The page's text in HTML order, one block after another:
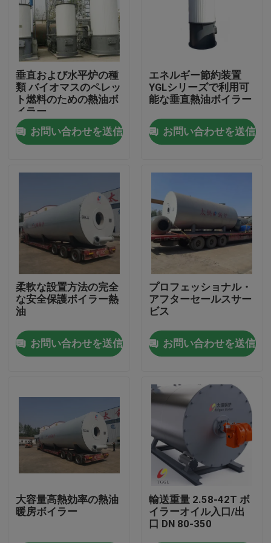
プロダクト
私達について
工場旅行
私達に連絡しなさい
ニュース
引用を要求しなさい
垂直および水平炉の種
類 バイオマスのペレッ
ト燃料のための熱油ボ
イラー
お問い合わせを送信
エネルギー節約装置
YGLシリーズで利用可
能な垂直熱油ボイラー
お問い合わせを送信
柔軟な設置方法の完全
な安全保護ボイラー熱
油
お問い合わせを送信
プロフェッショナル・
アフターセールスサー
ビス
お問い合わせを送信
大容量高熱効率の熱油
暖房ボイラー
輸送重量 2.58-42T ボ
イラーオイル入口/出
口 DN 80-350